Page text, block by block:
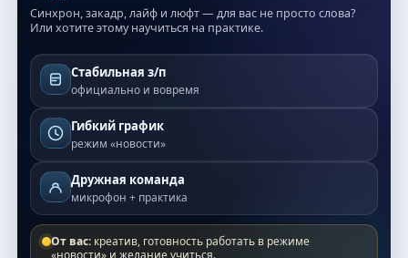
Синхрон, закадр, лайф и люфт — для вас не просто слова?
Или хотите этому научиться на практике.
Стабильная з/п
официально и вовремя
Гибкий график
режим «новости»
Дружная команда
микрофон + практика
От вас: креатив, готовность работать в режиме
«новости» и желание учиться.